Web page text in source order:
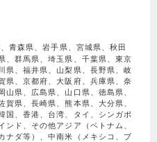
青森県、岩手県、宮城県、秋田
、群馬県、埼玉県、千葉県、東京
県、福井県、山梨県、長野県、岐
県、京都府、大阪府、兵庫県、奈
山県、広島県、山口県、徳島県、
県、長崎県、熊本県、大分県、
国、香港、台湾、タイ、シンガポ
ンド、その他アジア（ベトナム、
ナダ等）、中南米（メキシコ、ブ